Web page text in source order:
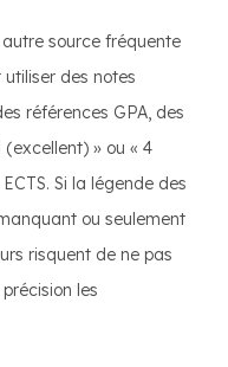
source fréquente
des notes
références GPA, des
» ou « 4
Si la légende des
ou seulement
risquent de ne pas
les